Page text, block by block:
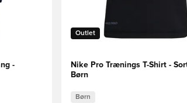
-
Outlet
Nike Pro Trænings T-Shirt -
Børn
Børn